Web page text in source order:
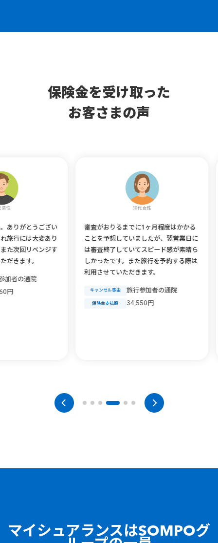
保険金を受け取った
お客さまの声
ござい
変あり
ンジす
審査がおりるまでに1ヶ月程度はかかる
ことを予想していましたが、翌営業日に
は審査終了していてスピード感が素晴ら
しかったです。また旅行を予約する際は
利用させていただきます。
旅行参加者の通院
34,550円
保険料
入した
事にな
行代金
マイシュアランスはSOMPOグ